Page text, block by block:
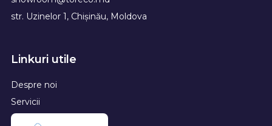
str. Uzinelor 1, Chișinău, Moldova
Linkuri utile
Despre noi
Servicii